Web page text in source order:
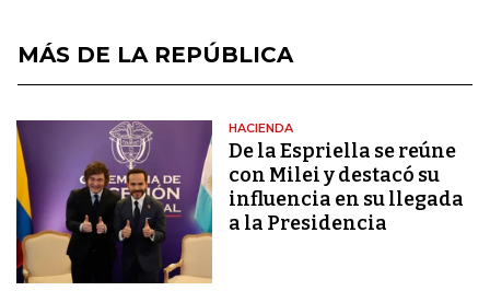
MÁS DE LA REPÚBLICA
HACIENDA
De la Espriella se reúne
con Milei y destacó su
influencia en su llegada
a la Presidencia